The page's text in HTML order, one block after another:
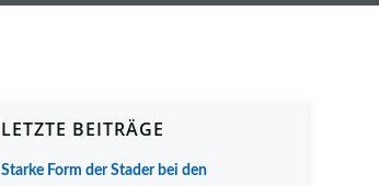
LETZTE BEITRÄGE
Starke Form der Stader bei den